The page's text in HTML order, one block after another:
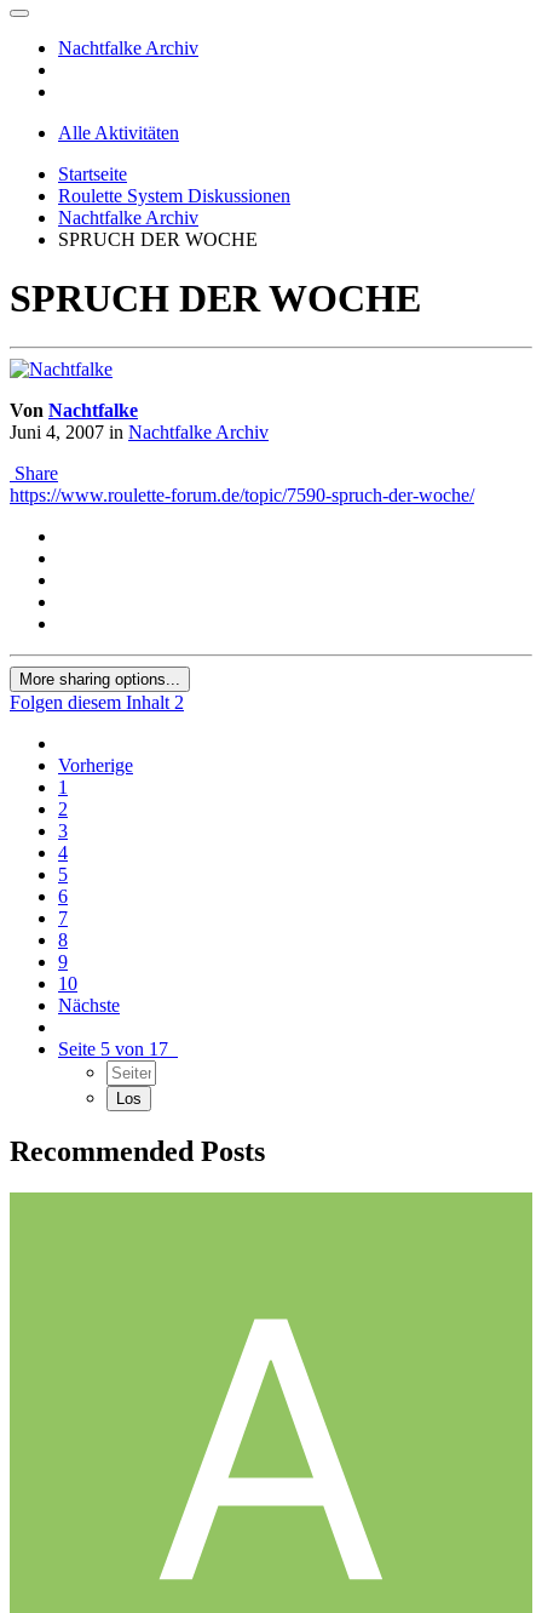
Nachtfalke Archiv
Alle Aktivitäten
Startseite
Roulette System Diskussionen
Nachtfalke Archiv
SPRUCH DER WOCHE
SPRUCH DER WOCHE
Von Nachtfalke
Juni 4, 2007 in Nachtfalke Archiv
Share
https://www.roulette-forum.de/topic/7590-spruch-der-woche/
More sharing options...
Folgen diesem Inhalt 2
Vorherige
1
2
3
4
5
6
7
8
9
10
Nächste
Seite 5 von 17
Recommended Posts